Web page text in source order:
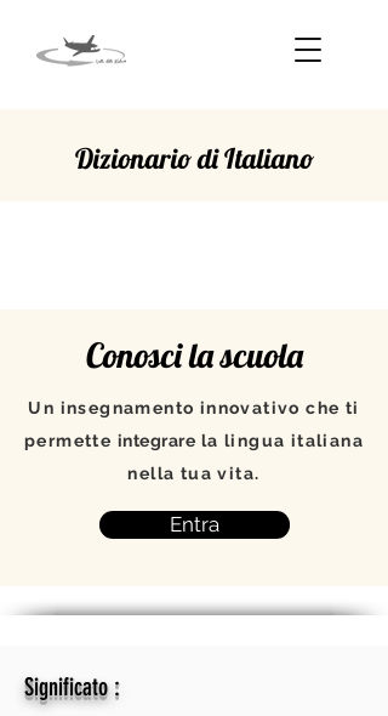
Dizionario di Italiano
Conosci la scuola
Un insegnamento innovativo che ti
permette integrare la lingua italiana
nella tua vita.
Entra
Significato: